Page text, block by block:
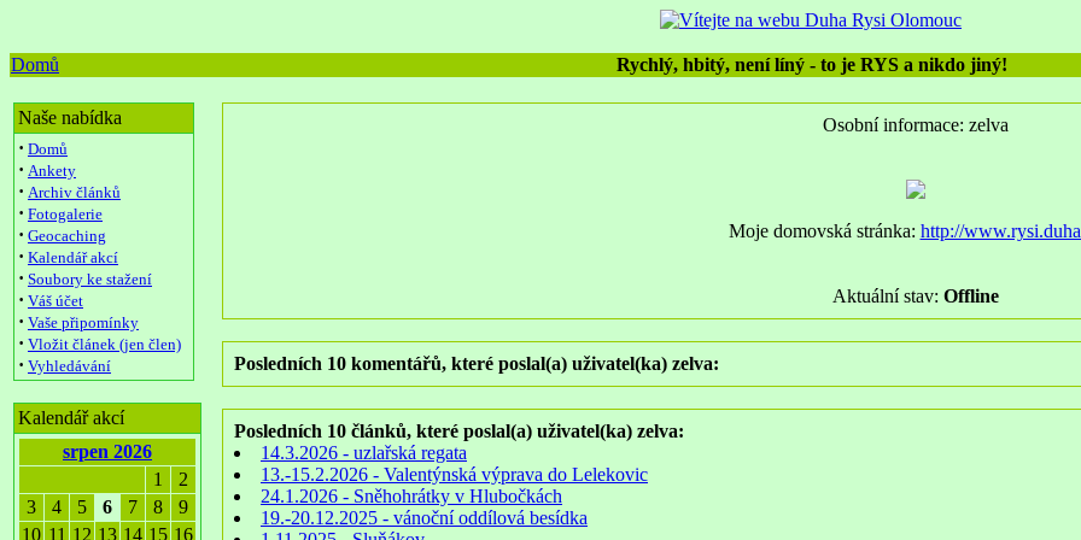
Domů Rychlý, hbitý, není líný - to je RYS a nikdo jiný!
Naše nabídka
· Domů
· Ankety
· Archiv článků
· Fotogalerie
· Geocaching
· Kalendář akcí
· Soubory ke stažení
· Váš účet
· Vaše připomínky
· Vložit článek (jen člen)
· Vyhledávání
Kalendář akcí
srpen 2026
1
2
3
4 5 6 7 8
9
10 11 12 13 14 15 16
Osobní informace: zelva
Moje domovská stránka: http://
Aktuální stav: Offline
Posledních 10 komentářů, které poslal(a) uživatel(ka) zelva:
Posledních 10 článků, které poslal(a) uživatel(ka) zelva:
14.3.2026 - uzlařská regata
13.-15.2.2026 - Valentýnská výprava do Lelekovic
24.1.2026 - Sněhohrátky v Hlubočkách
19.-20.12.2025 - vánoční oddílová besídka